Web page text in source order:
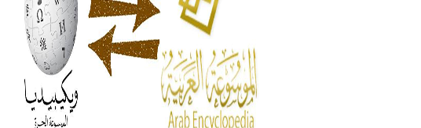
الدين والفلسفة.
- هل تعلم أن المرجان إفراز حيواني
يتكون في البحر ويتركب من مادة
كربونات الكلسيوم، وهو أحمر أو شديد
الحمرة وهو أجود أنواعه، ويمتاز بكبر
الحجم ويسمى الش